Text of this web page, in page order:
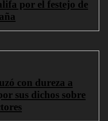
por el festejo de
con dureza a
sus dichos sobre